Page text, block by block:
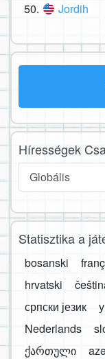
50. Jordih
Hírességek
Globális
Statisztika a
bosanski
hrvatski
српски језик
Nederlands
ქართული